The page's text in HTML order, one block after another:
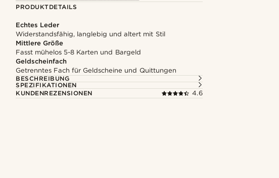
PRODUKTDETAILS
Echtes Leder
Widerstandsfähig, langlebig und altert mit Stil
Mittlere Größe
Fasst mühelos 5-8 Karten und Bargeld
Geldscheinfach
Getrenntes Fach für Geldscheine und Quittungen
BESCHREIBUNG
SPEZIFIKATIONEN
KUNDENREZENSIONEN
4.6